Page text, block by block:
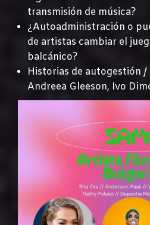
transmisión de música?
¿Autoadministración o
de artistas cambiar el
balcánico?
Historias de autogestión /
Andreea Gleeson, Ivo